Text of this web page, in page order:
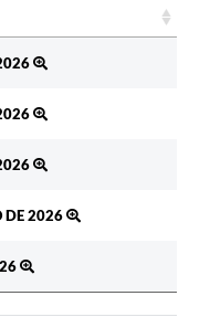
DE 2026